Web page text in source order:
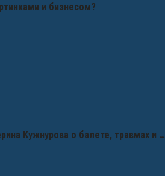
и бизнесом?
Кужнурова о балете, травмах и …